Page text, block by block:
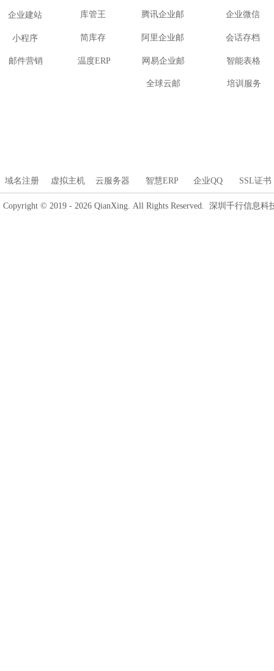
库管王
Copyright © 2019 - 2026 QianXing. All Rights Reserved. 深圳千行信息
腾讯企业邮
简库存
企业建站
小程序
企业微信
阿里企业邮
网易企业邮
邮件营销
全球云邮
会话存档
智能表格
培训服务
温度ERP
域名注册 智慧ERP 企业QQ
云服务器
虚拟主机 SSL证书